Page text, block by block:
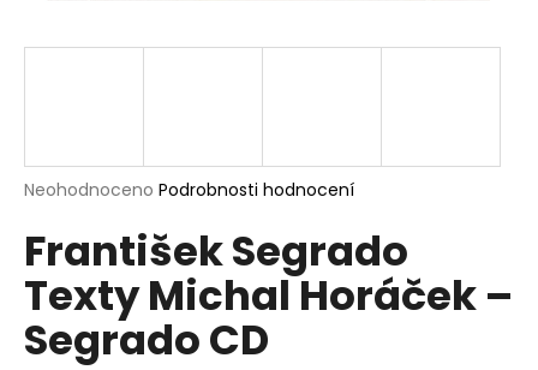
Průměrné
produktu
je
0,0
5
hvězdiček.
Neohodnoceno Podrobnosti hodnocení
František Segrado
Texty Michal Horáček –
Segrado CD
j
?
HLEDAT